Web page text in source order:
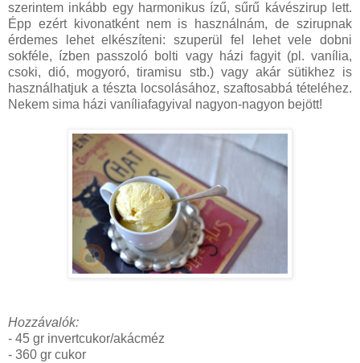
szerintem inkább egy harmonikus ízű, sűrű kávészirup lett.
Épp ezért kivonatként nem is használnám, de szirupnak
érdemes lehet elkészíteni: szuperül fel lehet vele dobni
sokféle, ízben passzoló bolti vagy házi fagyit (pl. vanília,
csoki, dió, mogyoró, tiramisu stb.) vagy akár sütikhez is
használhatjuk a tészta locsolásához, szaftosabbá tételéhez.
Nekem sima házi vaníliafagyival nagyon-nagyon bejött!
Hozzávalók:
- 45 gr invertcukor/akácméz
- 360 gr cukor